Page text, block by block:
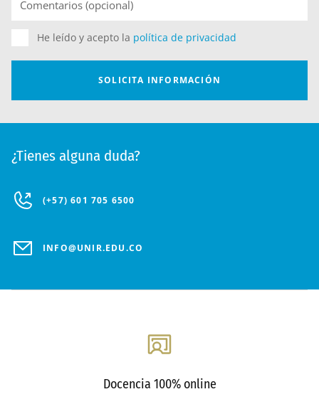
¿Tienes alguna duda?
(+57) 601 705 6500
INFO@UNIR.EDU.CO
Docencia 100% online